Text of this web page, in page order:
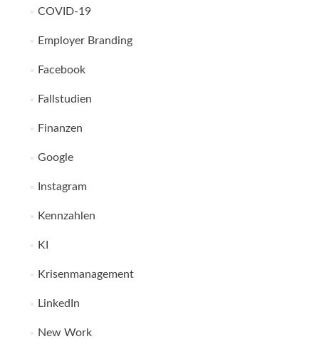
COVID-19
Employer Branding
Facebook
Fallstudien
Finanzen
Google
Instagram
Kennzahlen
KI
Krisenmanagement
LinkedIn
New Work